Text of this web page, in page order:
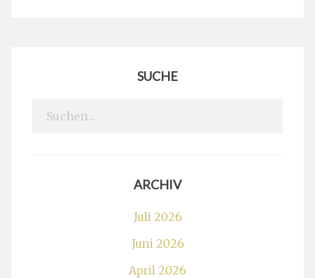
SUCHE
Search
ARCHIV
Juli 2026
Juni 2026
April 2026